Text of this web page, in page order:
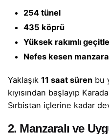
254 tünel
435 köprü
Yüksek rakımlı
Nefes kesen
Yaklaşık 11 saat süren bu
kıyısından başlayıp
Sırbistan içlerine kadar
2. Manzaralı ve